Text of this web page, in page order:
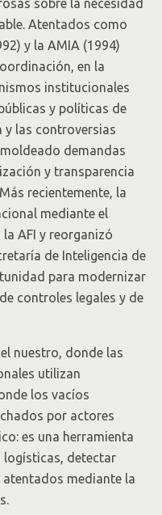
sobre la necesidad
Atentados como
y la AMIA (1994)
en la
institucionales
y políticas de
y las controversias
demandas
y transparencia
recientemente, la
mediante el
AFI y reorganizó
de Inteligencia de
para modernizar
controles legales y de
nuestro, donde las
utilizan
los vacíos
por actores
es una herramienta
logísticas, detectar
mediante la